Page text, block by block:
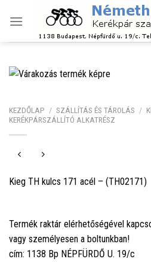
KEZDŐLAP / SZÁLLÍTÁS ÉS TÁROLÁS /
KERÉKPÁRSZÁLLÍTÓ ALKATRÉSZ
Kieg TH kulcs 171 acél – (TH02171)
Termék raktár elérhetőségével
vagy személyesen a boltunkban!
cím: 1138 Bp NÉPFÜRDŐ U. 19/c